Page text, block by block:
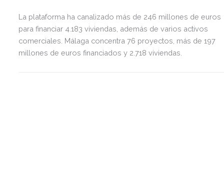
La plataforma ha canalizado más de 246 millones de euros
para financiar 4.183 viviendas, además de varios activos
comerciales. Málaga concentra 76 proyectos, más de 197
millones de euros financiados y 2.718 viviendas.